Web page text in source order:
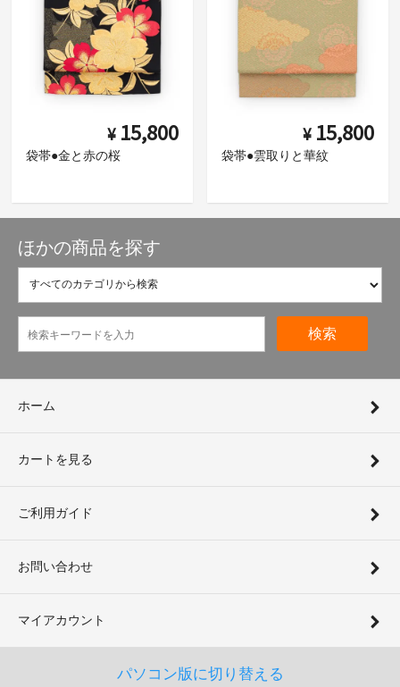
¥ 15,800
袋帯●金と赤の桜
¥ 15,800
袋帯●雲取りと華紋
ほかの商品を探す
検索
ホーム
カートを見る
ご利用ガイド
お問い合わせ
マイアカウント
パソコン版に切り替える